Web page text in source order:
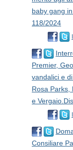
baby gang
118/2024
Premier,
vandalici e
Rosa Parks,
e
Consiliare